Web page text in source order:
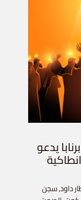
حلقة (٣٩): برنابا يدعو
داود, سجن